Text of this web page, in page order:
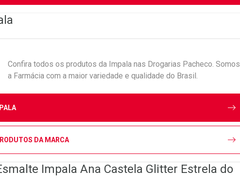
Confira todos os produtos da Impala nas Drogarias Pacheco. Somos
a Farmácia com a maior variedade e qualidade do Brasil.
DA MARCA
Impala Ana Castela Glitter Estrela do